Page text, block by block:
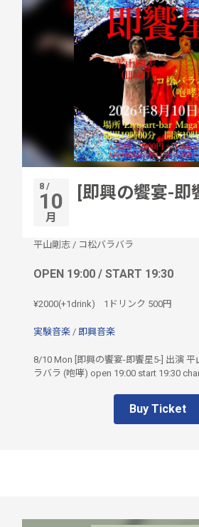
8 /
10
月
[即興の饗宴-即
平山剛志 / コ松バラバラ
OPEN 19:00 / START 19:30
¥2000(+1drink) 1ドリンク 500円
実験音楽 / 即興音楽
8/10 Mon [即興の饗宴-即饗星5-] 出演
ラバラ (咆哮) open 19:00 start 19:30
Buy Ticket